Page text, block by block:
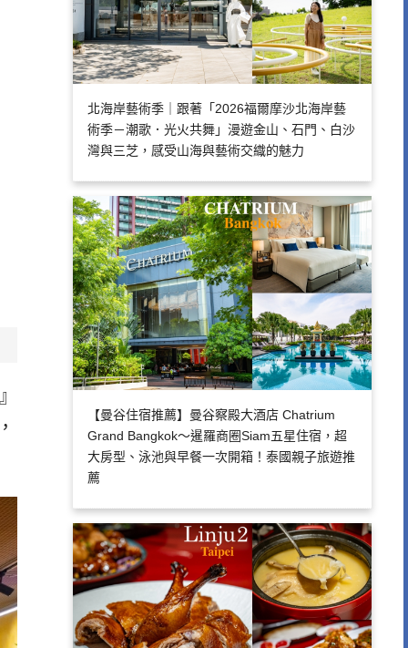
北海岸藝術季｜跟著「2026福爾摩沙北海岸藝
術季－潮歌．光火共舞」漫遊金山、石門、白沙
灣與三芝，感受山海與藝術交織的魅力
【曼谷住宿推薦】曼谷察殿大酒店 Chatrium
Grand Bangkok～暹羅商圈Siam五星住宿，超
大房型、泳池與早餐一次開箱！泰國親子旅遊推
薦